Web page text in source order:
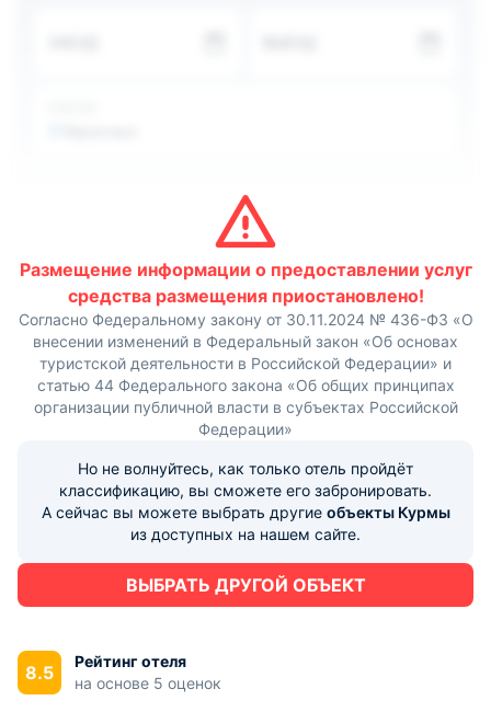
Размещение информации о предоставлении услуг
средства размещения приостановлено!
Согласно Федеральному закону от 30.11.2024 № 436-ФЗ «О
внесении изменений в Федеральный закон «Об основах
туристской деятельности в Российской Федерации» и
статью 44 Федерального закона «Об общих принципах
организации публичной власти в субъектах Российской
Федерации»
Но не волнуйтесь, как только отель пройдёт
классификацию, вы сможете его забронировать.
А сейчас вы можете выбрать другие объекты Курмы
из доступных на нашем сайте.
ВЫБРАТЬ ДРУГОЙ ОБЪЕКТ
8.5
Рейтинг отеля
на основе 5 оценок